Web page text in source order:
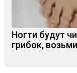
Ногти будут
грибок,